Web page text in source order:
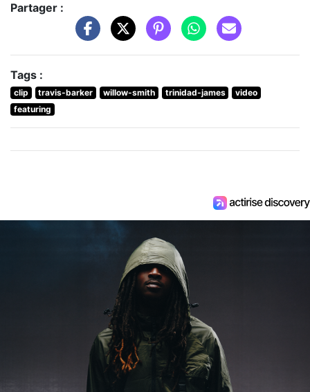
Partager :
Tags :
clip travis-barker willow-smith trinidad-james
video
featuring